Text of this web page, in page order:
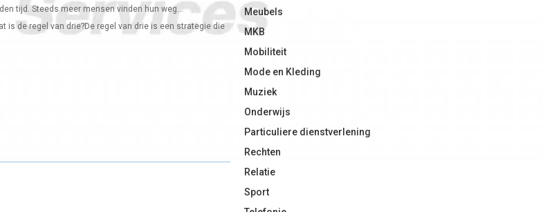
tijd. Steeds meer mensen vinden hun weg...
is de regel van drie?De regel van drie is een strategie die
Meubels
MKB
Mobiliteit
Mode en Kleding
Muziek
Onderwijs
Particuliere dienstverlening
Rechten
Relatie
Sport